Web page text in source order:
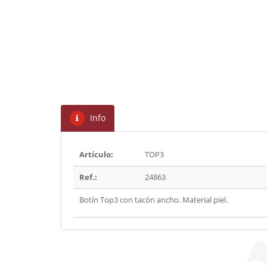
Info
Artículo: TOP3
Ref.: 24863
Botín Top3 con tacón ancho. Material piel.